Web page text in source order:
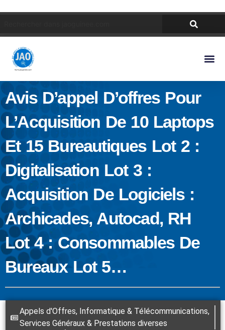
Avis D’appel D’offres Pour
L’Acquisition De 10 Laptops
Et 15 Bureautiques Lot 2 :
Digitalisation Lot 3 :
Acquisition De Logiciels :
Archicades, Autocad, RH
Lot 4 : Consommables De
Bureaux Lot 5…
Appels d'Offres, Informatique & Télécommunications,
Services Généraux & Prestations diverses